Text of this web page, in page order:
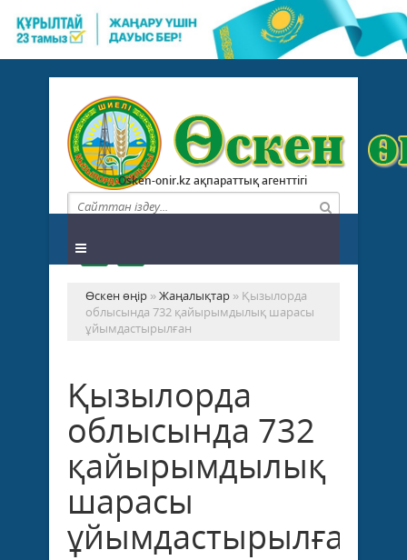
Osken-onir.kz ақпараттық агенттігі
Өскен өңір »Жаңалықтар » Қызылорда
облысында 732 қайырымдылық шарасы
ұйымдастырылған
Қызылорда
облысында 732
қайырымдылық
шарасы
ұйымдастырылған